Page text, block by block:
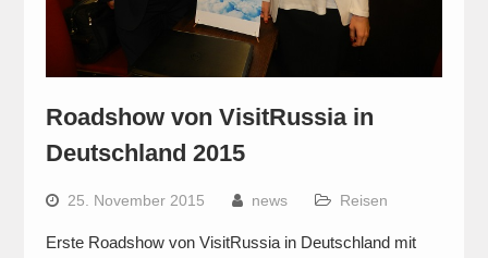
Roadshow von VisitRussia in
Deutschland 2015
25. November 2015 news Reisen
Erste Roadshow von VisitRussia in Deutschland mit